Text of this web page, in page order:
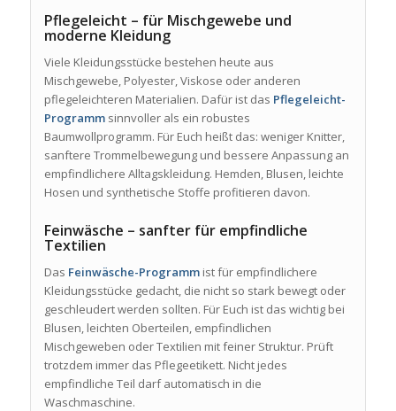
Pflegeleicht – für Mischgewebe und
moderne Kleidung
Viele Kleidungsstücke bestehen heute aus
Mischgewebe, Polyester, Viskose oder anderen
pflegeleichteren Materialien. Dafür ist das Pflegeleicht-
Programmsinnvoller als ein robustes
Baumwollprogramm. Für Euch heißt das: weniger Knitter,
sanftere Trommelbewegung und bessere Anpassung an
empfindlichere Alltagskleidung. Hemden, Blusen, leichte
Hosen und synthetische Stoffe profitieren davon.
Feinwäsche – sanfter für empfindliche
Textilien
Das Feinwäsche-Programmist für empfindlichere
Kleidungsstücke gedacht, die nicht so stark bewegt oder
geschleudert werden sollten. Für Euch ist das wichtig bei
Blusen, leichten Oberteilen, empfindlichen
Mischgeweben oder Textilien mit feiner Struktur. Prüft
trotzdem immer das Pflegeetikett. Nicht jedes
empfindliche Teil darf automatisch in die
Waschmaschine.